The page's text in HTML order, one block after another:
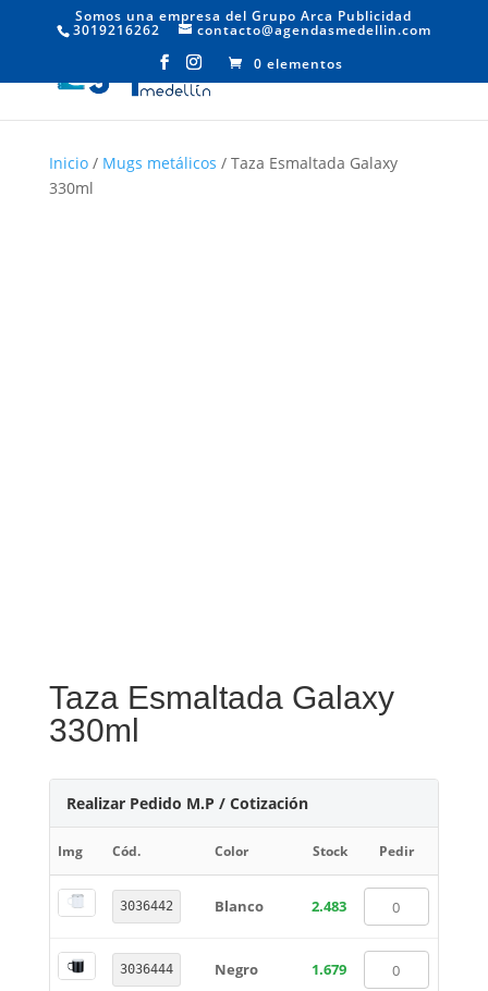
Somos una empresa del Grupo Arca Publicidad
3019216262
contacto@agendasmedellin.com
0 elementos
Inicio/ Mugs metálicos / Taza Esmaltada Galaxy
330ml
Taza Esmaltada Galaxy
330ml
Realizar Pedido M.P / Cotización
Img Cód. Color Stock Pedir
3036442 Blanco 2.483
3036444 Negro 1.679